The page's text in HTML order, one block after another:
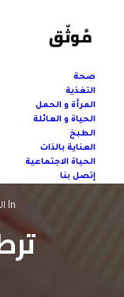
صحة
التغذية
المرأة و الحمل
الحياة و العائلة
الطبخ
العناية بالذات
الحياة الاجتماعية
إتصل بنا
In